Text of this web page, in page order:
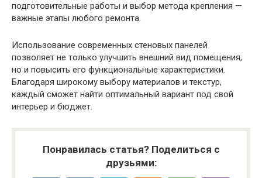
подготовительные работы и выбор метода крепления —
важные этапы любого ремонта.
Использование современных стеновых панелей
позволяет не только улучшить внешний вид помещения,
но и повысить его функциональные характеристики.
Благодаря широкому выбору материалов и текстур,
каждый сможет найти оптимальный вариант под свой
интерьер и бюджет.
Понравилась статья? Поделиться с
друзьями: